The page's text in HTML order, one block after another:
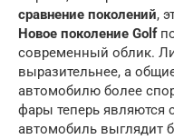
сравнение поколений,
Новое поколение Golf
современный облик.
выразительнее, а
автомобилю более
фары теперь являются
автомобиль выглядит